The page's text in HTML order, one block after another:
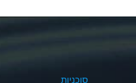
סוכניות